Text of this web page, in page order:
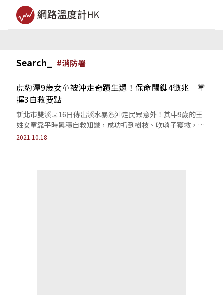
Search_ #消防署
虎豹潭9歲女童被沖走奇蹟生還！保命關鍵4徵兆 掌
握3自救要點
新北市雙溪區16日傳出溪水暴漲沖走民眾意外！其中9歲的王
姓女童靠平時累積自救知識，成功抓到樹枝、吹哨子獲救，以
下為你整理判斷溪水暴漲與自救方法。
2021.10.18